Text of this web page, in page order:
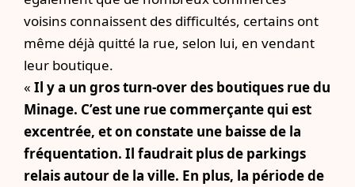
voisins connaissent des difficultés, certains ont
même déjà quitté la rue, selon lui, en vendant
leur boutique.
« Il y a un gros turn-over des boutiques rue du
Minage. C’est une rue commerçante qui est
excentrée, et on constate une baisse de la
fréquentation. Il faudrait plus de parkings
relais autour de la ville. En plus, la période de